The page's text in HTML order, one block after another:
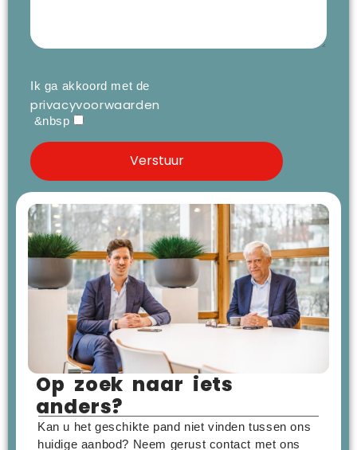
Ik ga akkoord met de
privacyvoorwaarden
&nbsp
Op zoek naar iets
anders?
Kan u het geschikte pand niet vinden tussen ons
huidige aanbod? Neem gerust contact met ons